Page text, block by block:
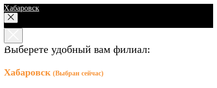
Хабаровск
Выберете удобный вам филиал:
Хабаровск (Выбран сейчас)